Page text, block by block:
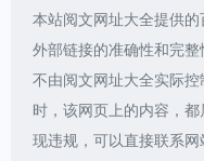
本站阅文网址大全提供
外部链接的准确性和完整
不由阅文网址大全实际控
时，该网页上的内容，
现违规，可以直接联系